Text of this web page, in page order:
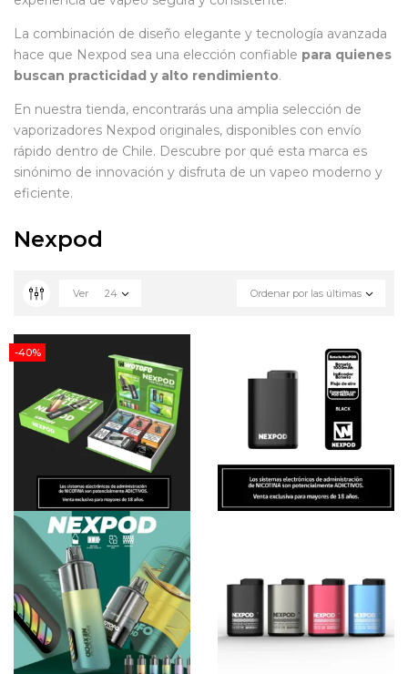
La combinación de diseño elegante y tecnología avanzada
hace que Nexpod sea una elección confiable para quienes
buscan practicidad y alto rendimiento.
En nuestra tienda, encontrarás una amplia selección de
vaporizadores Nexpod originales, disponibles con envío
rápido dentro de Chile. Descubre por qué esta marca es
sinónimo de innovación y disfruta de un vapeo moderno y
eficiente.
Nexpod
Ordenar por las últimas
Ver 24
-40%